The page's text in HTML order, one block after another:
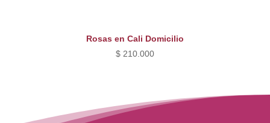
Rosas en Cali Domicilio
$210.000